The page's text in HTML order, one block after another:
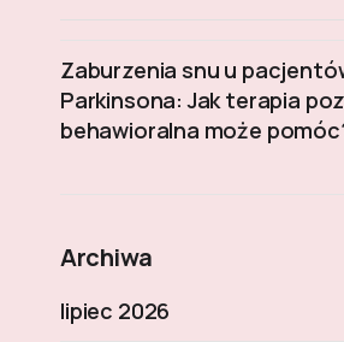
Zaburzenia snu u
Parkinsona: Jak terapia
behawioralna może
Archiwa
lipiec 2026